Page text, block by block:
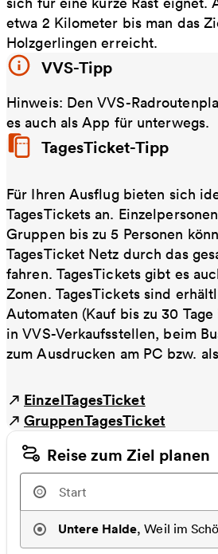
etwa 2 Kilometer bis man das
Holzgerlingen erreicht.
VVS-Tipp
Hinweis: Den VVS-
es auch als App für unterwegs.
TagesTicket-Tipp
Für Ihren Ausflug bieten sich
TagesTickets an.
Gruppen bis zu 5 Personen
TagesTicket Netz durch das
fahren. TagesTickets gibt es
Zonen. TagesTickets sind
Automaten (Kauf bis zu 30
in VVS-Verkaufsstellen, beim
zum Ausdrucken am PC bzw.
EinzelTagesTicket
GruppenTagesTicket
Reise zum Ziel planen
Untere Halde,Weil im